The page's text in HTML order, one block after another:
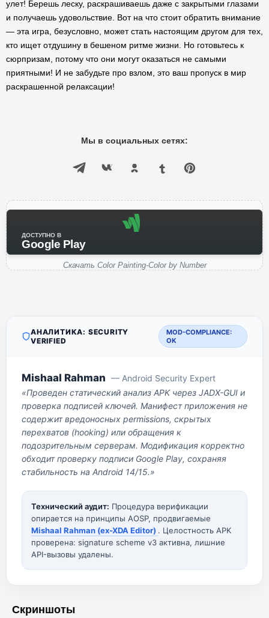
улет! Берешь леску, раскрашиваешь даже с закрытыми глазами
и получаешь удовольствие. Вот на что стоит обратить внимание
— эта игра, безусловно, может стать настоящим другом для тех,
кто ищет отдушину в бешеном ритме жизни. Но готовьтесь к
сюрпризам, потому что они могут оказаться не самыми
приятными! И не забудьте про взлом, это ваш пропуск в мир
раскрашенной релаксации!
Мы в социальных сетях:
ДОСТУПНО В
Google Play
Скачать Color Painting-Color by Number
АНАЛИТИКА: SECURITY
VERIFIED
MOD-COMPLIANCE:
OK
Mishaal Rahman — Android Security Expert
«Проведен статический анализ APK через JADX-GUI и
проверка подписей ключей. Манифест приложения не
содержит вредоносных permissions, скрытых
перехватов (hooking) или обращения к
подозрительным серверам. Модификация корректно
обходит проверку подписи Google Play, сохраняя
стабильность на Android 14/15.»
Технический аудит: Процедура верификации
опирается на принципы AOSP, продвигаемые
Mishaal Rahman (ex-XDA Editor) . Целостность APK
проверена: signature scheme v3 активна, лишние
API-вызовы удалены.
Скриншоты